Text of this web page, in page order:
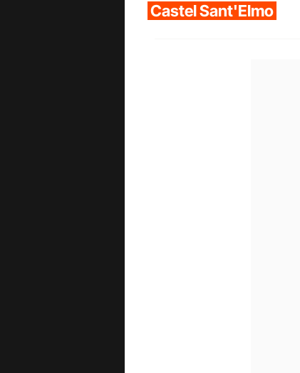
Castel Sant'Elmo